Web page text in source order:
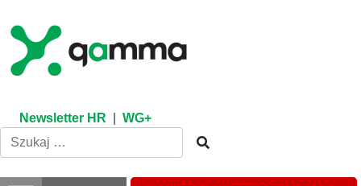
content
Newsletter HR WG+